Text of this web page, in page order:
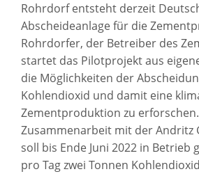
Rohrdorf entsteht derzeit
Abscheideanlage für die
Rohrdorfer, der Betreiber des
startet das Pilotprojekt aus
die Möglichkeiten der
Kohlendioxid und damit eine
Zementproduktion zu
Zusammenarbeit mit der Andritz
soll bis Ende Juni 2022 in Betrieb
pro Tag zwei Tonnen